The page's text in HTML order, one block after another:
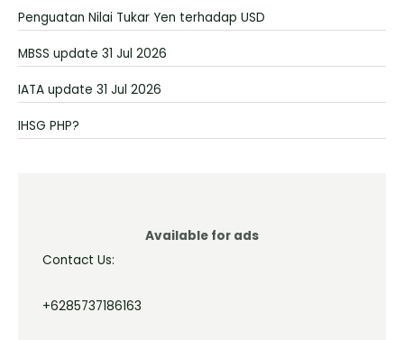
Penguatan Nilai Tukar Yen terhadap USD
MBSS update 31 Jul 2026
IATA update 31 Jul 2026
IHSG PHP?
Available for ads
Contact Us:
+6285737186163